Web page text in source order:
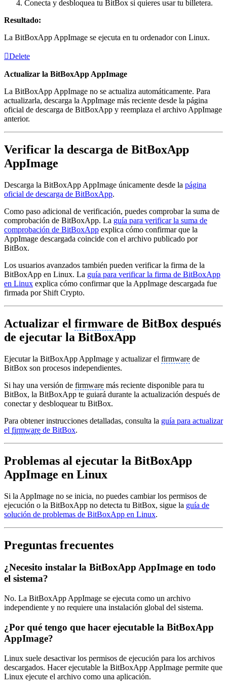
Conecta y desbloquea tu BitBox si quieres usar tu billetera.
Resultado:
La BitBoxApp AppImage se ejecuta en tu ordenador con Linux.
Delete
Actualizar la BitBoxApp AppImage
La BitBoxApp AppImage no se actualiza automáticamente. Para
actualizarla, descarga la AppImage más reciente desde la página
oficial de descarga de BitBoxApp y reemplaza el archivo AppImage
anterior.
Verificar la descarga de BitBoxApp
AppImage
Descarga la BitBoxApp AppImage únicamente desde la página
oficial de descarga de BitBoxApp.
Como paso adicional de verificación, puedes comprobar la suma de
comprobación de BitBoxApp. La guía para verificar la suma de
comprobación de BitBoxApp explica cómo confirmar que la
AppImage descargada coincide con el archivo publicado por
BitBox.
Los usuarios avanzados también pueden verificar la firma de la
BitBoxApp en Linux. La guía para verificar la firma de BitBoxApp
en Linux explica cómo confirmar que la AppImage descargada fue
firmada por Shift Crypto.
Actualizar el firmware de BitBox después
de ejecutar la BitBoxApp
Ejecutar la BitBoxApp AppImage y actualizar el firmware de
BitBox son procesos independientes.
Si hay una versión de firmware más reciente disponible para tu
BitBox, la BitBoxApp te guiará durante la actualización después de
conectar y desbloquear tu BitBox.
Para obtener instrucciones detalladas, consulta la guía para actualizar
el firmware de BitBox.
Problemas al ejecutar la BitBoxApp
AppImage en Linux
Si la AppImage no se inicia, no puedes cambiar los permisos de
ejecución o la BitBoxApp no detecta tu BitBox, sigue la guía de
solución de problemas de BitBoxApp en Linux.
Preguntas frecuentes
¿Necesito instalar la BitBoxApp AppImage en todo
el sistema?
No. La BitBoxApp AppImage se ejecuta como un archivo
independiente y no requiere una instalación global del sistema.
¿Por qué tengo que hacer ejecutable la BitBoxApp
AppImage?
Linux suele desactivar los permisos de ejecución para los archivos
descargados. Hacer ejecutable la BitBoxApp AppImage permite que
Linux ejecute el archivo como una aplicación.